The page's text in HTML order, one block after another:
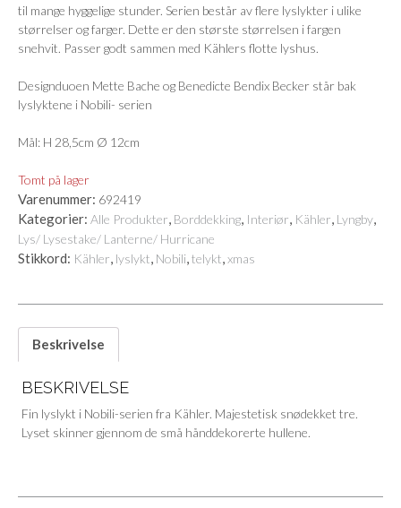
til mange hyggelige stunder. Serien består av flere lyslykter i ulike
størrelser og farger. Dette er den største størrelsen i fargen
snehvit. Passer godt sammen med Kählers flotte lyshus.
Designduoen Mette Bache og Benedicte Bendix Becker står bak
lyslyktene i Nobili- serien
Mål: H 28,5cm Ø 12cm
Tomt på lager
Varenummer: 692419
Kategorier: Alle Produkter, Borddekking, Interiør, Kähler, Lyngby,
Lys/ Lysestake/ Lanterne/ Hurricane
Stikkord: Kähler, lyslykt, Nobili,telykt,xmas
Beskrivelse
BESKRIVELSE
Fin lyslykt i Nobili-serien fra Kähler. Majestetisk snødekket tre.
Lyset skinner gjennom de små hånddekorerte hullene.